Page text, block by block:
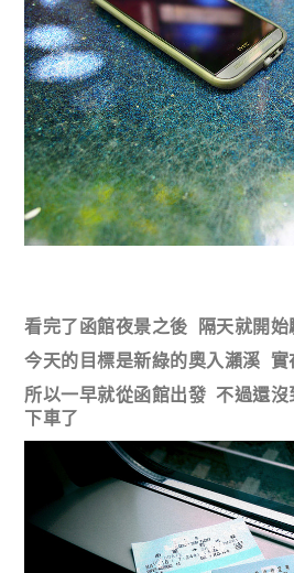
看完了函館夜景之後 隔天就開
今天的目標是新綠的奧入瀨溪 實
所以一早就從函館出發 不過還沒
下車了